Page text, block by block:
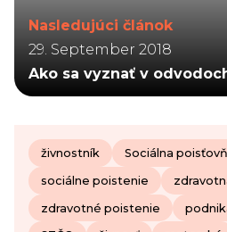
Nasledujúci článok
29. September 2018
Ako sa vyznať v
živnostník Sociálna
sociálne poistenie
zdravotné poistenie